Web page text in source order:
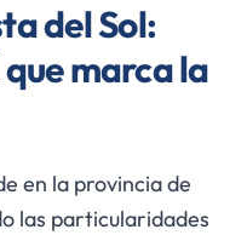
del Sol:
marca la
en la provincia de
las particularidades